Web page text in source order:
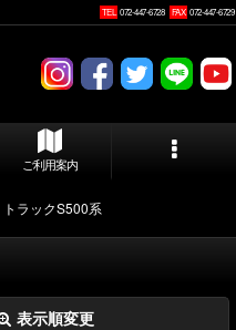
TEL 072-447-6728 FAX 072-447-6729
ご利用案内
ラックS500系
表示順変更